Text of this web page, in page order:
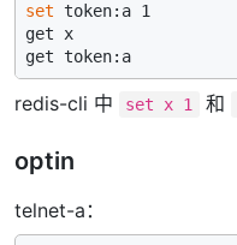
set token:a 1
get x
redis-cli 中 set x 1 和
optin
telnet-a：